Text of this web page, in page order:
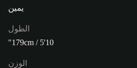
يمين
الطول
179cm / 5'10"
الوزن